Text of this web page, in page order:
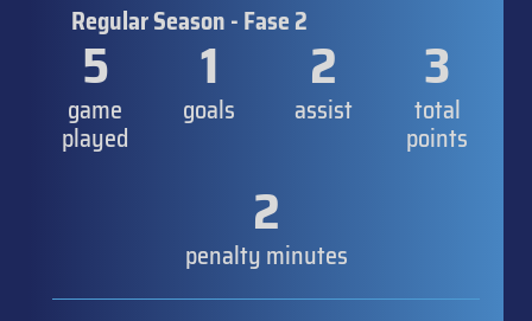
Regular Season - Fase 2
5
game
played
1
goals
2
assist
3
total
points
2
penalty minutes